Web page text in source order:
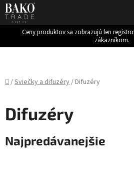
Ceny produktov sa zobrazujú len
zákazníkom.
Domov
/Sviečky a difuzéry/Difuzéry
Difuzéry
Najpredávanejšie